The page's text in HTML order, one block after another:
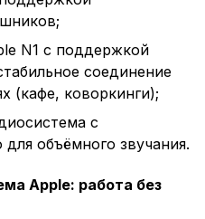
N1 с поддержкой
соединение
(кафе, коворкинги);
с
объёмного звучания.
Apple: работа без